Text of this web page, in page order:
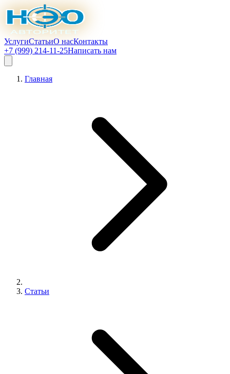
УслугиСтатьиО насКонтакты
+7 (999) 214-11-25Написать нам
Главная
Статьи